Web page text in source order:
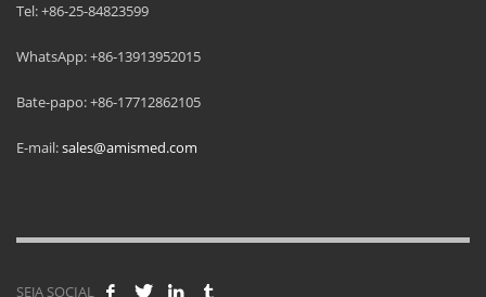
Tel: +86-25-84823599
WhatsApp: +86-13913952015
Bate-papo: +86-17712862105
E-mail:sales@amismed.com
SEJA SOCIAL